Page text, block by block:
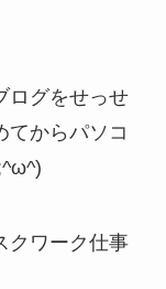
ログをせっせ
てからパソコ
クワーク仕事